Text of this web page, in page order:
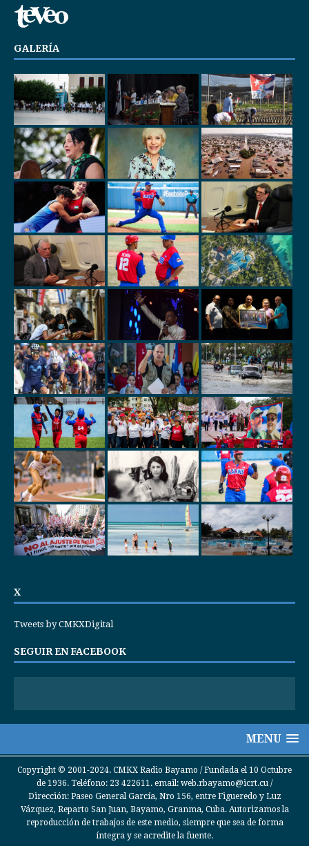
GALERÍA
X
Tweets by CMKXDigital
SEGUIR EN FACEBOOK
MENU
Copyright © 2001-2024. CMKX Radio Bayamo / Fundada el 10 Octubre
de 1936. Teléfono: 23 422611. email: web.rbayamo@icrt.cu /
Dirección: Paseo General García, Nro 156, entre Figueredo y Luz
Vázquez, Reparto San Juan, Bayamo, Granma, Cuba. Autorizamos la
reproducción de trabajos de este medio, siempre que sea de forma
íntegra y se acredite la fuente.